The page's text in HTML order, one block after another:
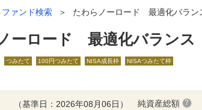
ファンド検索 ＞ たわらノーロード 最適化バラン
ーロード 最適化バランス
つみたて 100円つみたて NISA成長枠 NISAつみたて枠
（基準日：2026年08月06日） 純資産総額